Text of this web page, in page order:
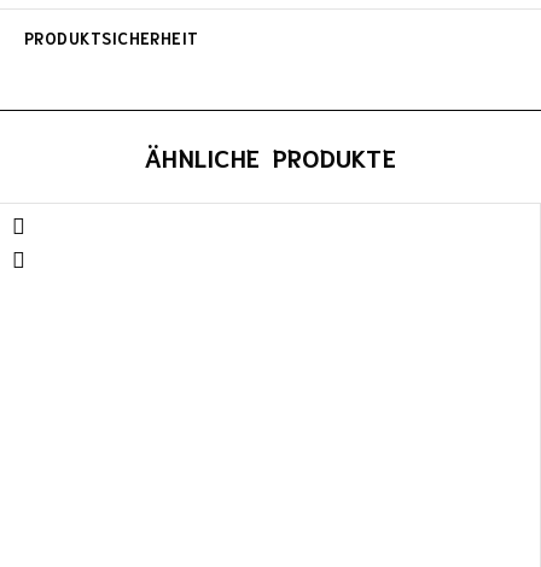
PRODUKTSICHERHEIT
ÄHNLICHE PRODUKTE